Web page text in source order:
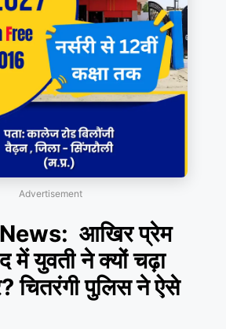
Advertisement
आखिर प्रेम
में युवती ने क्यों चढ़ा
चितरंगी पुलिस ने ऐसे